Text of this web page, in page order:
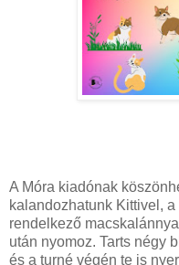
A Móra kiadónak
kalandozhatunk Kittivel,
rendelkező
után nyomoz. Tarts négy
és a turné végén te is